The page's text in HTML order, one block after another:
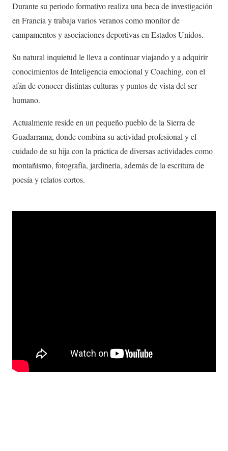
Durante su periodo formativo realiza una beca de investigación
en Francia y trabaja varios veranos como monitor de
campamentos y asociaciones deportivas en Estados Unidos.
Su natural inquietud le lleva a continuar viajando y a adquirir
conocimientos de Inteligencia emocional y Coaching, con el
afán de conocer distintas culturas y puntos de vista del ser
humano.
Actualmente reside en un pequeño pueblo de la Sierra de
Guadarrama, donde combina su actividad profesional y el
cuidado de su hija con la práctica de diversas actividades como
montañismo, fotografía, jardinería, además de la escritura de
poesía y relatos cortos.